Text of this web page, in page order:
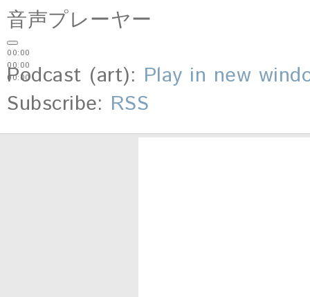
音声プレーヤー
00:00
00:00
00:00
Podcast (art): Play in new
Subscribe: RSS